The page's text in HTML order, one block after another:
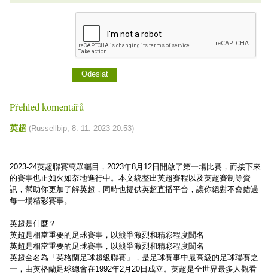
Přehled komentářů
英超 (Russellbip, 8. 11. 2023 20:53)
2023-24英超聯賽萬眾矚目，2023年8月12日開啟了第一場比賽，而接下來
的賽事也正如火如荼地進行中。本文統整出英超賽程以及英超賽制等資
訊，幫助你更加了解英超，同時也提供英超直播平台，讓你絕對不會錯過
每一場精彩賽事。
英超是什麼？
英超是相當重要的足球賽事，以競爭激烈和精彩程度聞名
英超是相當重要的足球賽事，以競爭激烈和精彩程度聞名
英超全名為「英格蘭足球超級聯賽」，是足球賽事中最高級的足球聯賽之
一，由英格蘭足球總會在1992年2月20日成立。英超是全世界最多人觀看